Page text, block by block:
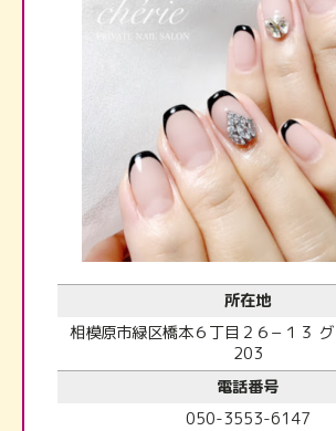
所在地
相模原市緑区橋本６丁目２６−１３
203
電話番号
050-3553-6147